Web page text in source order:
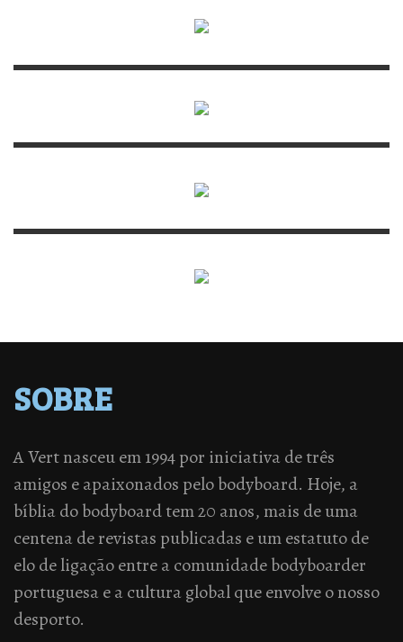
SOBRE
A Vert nasceu em 1994 por iniciativa de três
amigos e apaixonados pelo bodyboard. Hoje, a
bíblia do bodyboard tem 20 anos, mais de uma
centena de revistas publicadas e um estatuto de
elo de ligação entre a comunidade bodyboarder
portuguesa e a cultura global que envolve o nosso
desporto.